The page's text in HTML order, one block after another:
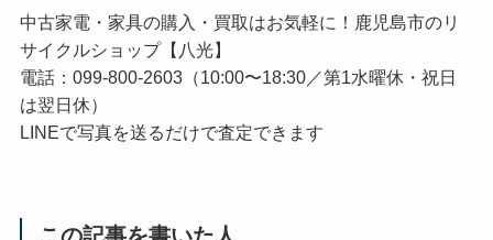
中古家電・家具の購入・買取はお気軽に！鹿児島市のリ
サイクルショップ【八光】
電話：099-800-2603（10:00〜18:30／第1水曜休・祝日
は翌日休）
LINEで写真を送るだけで査定できます